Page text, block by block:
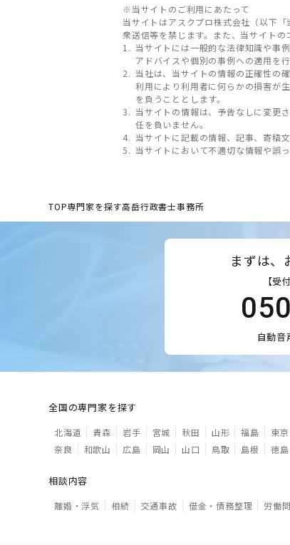
※当サイトのご利用にあたって
当サイトはアスクプロ株式会社（以下
衆送信等を禁じます。また、当サイトの
当サイトには一般的な法律知識や事
アドバイスや個別の事例への適用を
当社は、当サイトの情報の正確性の
利用により利用者に何らかの損害が
を負うこととします。
当サイトの情報は、予告なしに変更
任を負いません。
当サイトに記載の情報、記事、寄稿
当サイトにおいて不適切な情報や誤
TOP専門家を探す高岳行政書士事務所
まずは、
【受
自動音
全国の専門家を探す
北海道 青森 岩手 宮城 秋田 山形 福島 東京
奈良
和歌山 広島 岡山 山口 鳥取 島根 徳島
相談内容
離婚・浮気 相続 交通事故 借金・債務整理 労働